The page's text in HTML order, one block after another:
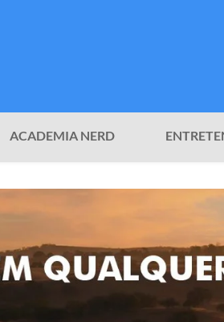
ACADEMIA NERD